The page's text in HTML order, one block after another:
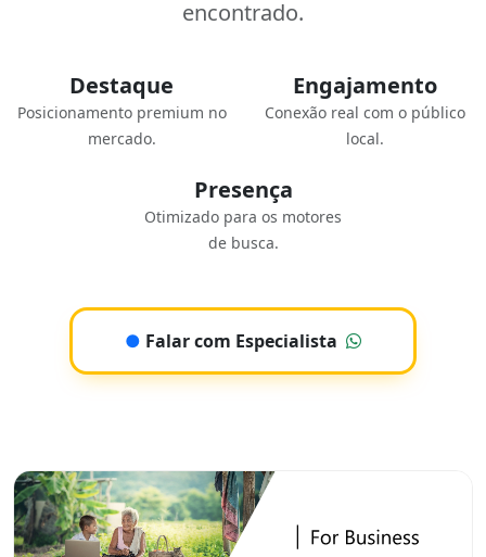
encontrado.
Destaque
Posicionamento premium no
mercado.
Engajamento
Conexão real com o público
local.
Presença
Otimizado para os motores
de busca.
● Falar com Especialista